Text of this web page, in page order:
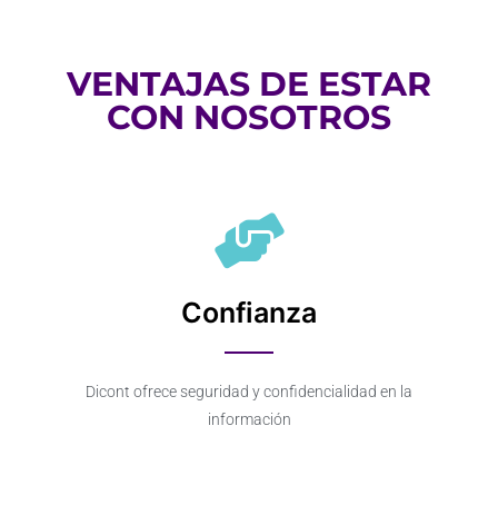
VENTAJAS DE ESTAR
CON NOSOTROS
Confianza
Dicont ofrece seguridad y confidencialidad en la
información